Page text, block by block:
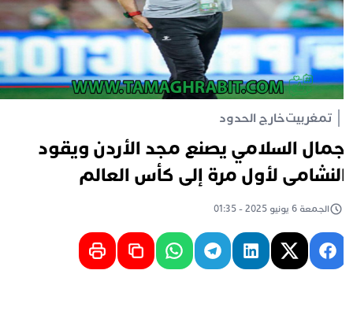
تمغربيتخارج الحدود
السلامي يصنع مجد الأردن ويقود
لأول مرة إلى كأس العالم
الجمعة 6 يونيو 2025 - 01:35